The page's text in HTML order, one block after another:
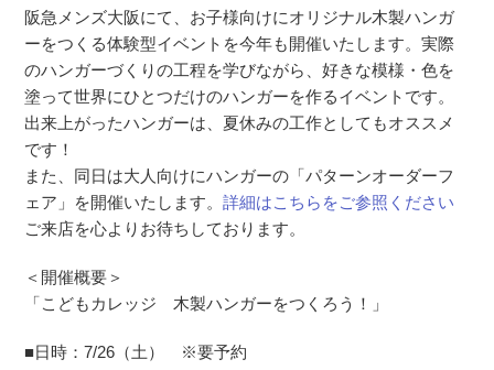
阪急メンズ大阪にて、お子様向けにオリジナル木製ハンガ
ーをつくる体験型イベントを今年も開催いたします。実際
のハンガーづくりの工程を学びながら、好きな模様・色を
塗って世界にひとつだけのハンガーを作るイベントです。
出来上がったハンガーは、夏休みの工作としてもオススメ
です！
また、同日は大人向けにハンガーの「パターンオーダーフ
ェア」を開催いたします。詳細はこちらをご参照ください
ご来店を心よりお待ちしております。
＜開催概要＞
「こどもカレッジ 木製ハンガーをつくろう！」
■日時：7/26（土） ※要予約